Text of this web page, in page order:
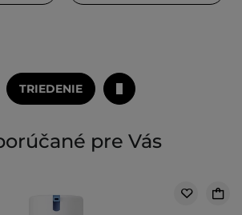
TRIEDENIE
pre Vás